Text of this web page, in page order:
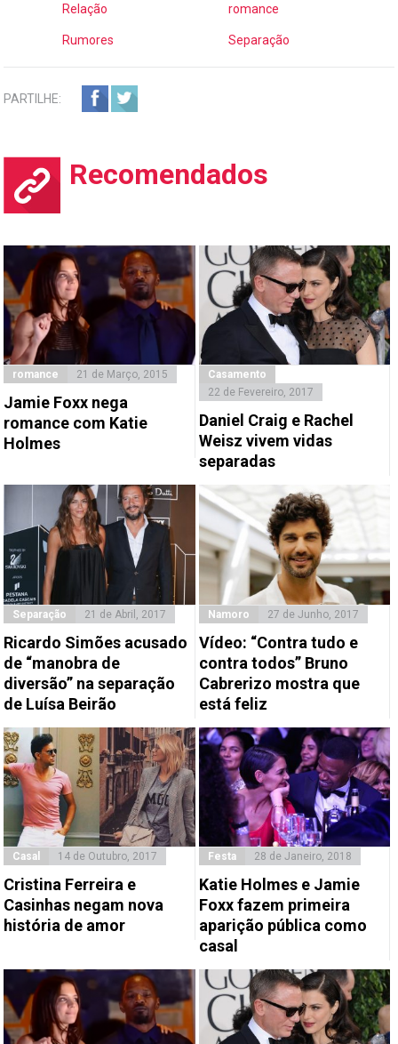
Relação romance
Rumores Separação
PARTILHE:
Recomendados
romance 21 de Março, 2015
Jamie Foxx nega
romance com Katie
Holmes
Casamento
22 de Fevereiro, 2017
Daniel Craig e Rachel
Weisz vivem vidas
separadas
Separação 21 de Abril, 2017
Ricardo Simões acusado
de “manobra de
diversão” na separação
de Luísa Beirão
Namoro 27 de Junho, 2017
Vídeo: “Contra tudo e
contra todos” Bruno
Cabrerizo mostra que
está feliz
Casal 14 de Outubro, 2017
Cristina Ferreira e
Casinhas negam nova
história de amor
Festa 28 de Janeiro, 2018
Katie Holmes e Jamie
Foxx fazem primeira
aparição pública como
casal